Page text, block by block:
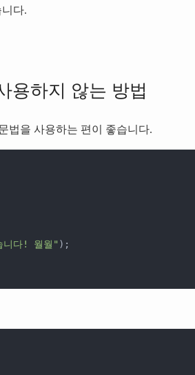
다.
용하지 않는 방법
법을 사용하는 편이 좋습니다.
니다! 월월" );